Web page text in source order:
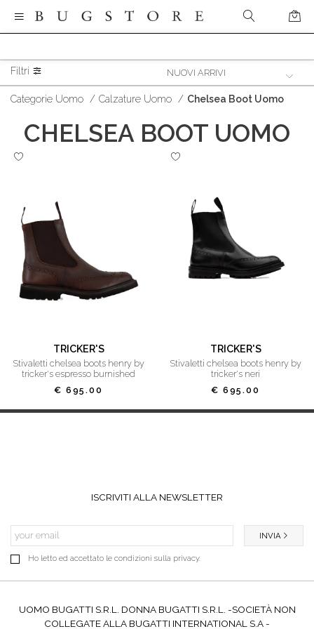
Filtri
Categorie Uomo / Calzature Uomo / Chelsea Boot Uomo
CHELSEA BOOT UOMO
TRICKER'S
stivaletti chelsea boots henry by
tricker's espresso burnished
€ 695.00
TRICKER'S
stivaletti chelsea boots henry by
tricker's neri
€ 695.00
ISCRIVITI ALLA NEWSLETTER
Ho letto ed accettato le condizioni sulla privacy.
INVIA
UOMO BUGATTI S.R.L. DONNA BUGATTI S.R.L. -SOCIETÀ NON
COLLEGATE ALLA BUGATTI INTERNATIONAL S.A -